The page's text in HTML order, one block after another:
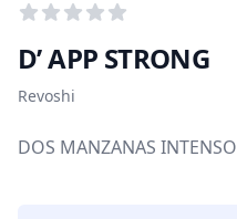
D’ APP STRONG
Información del tabaco
Revoshi
Puntuación media
DOS MANZANAS INTENSO